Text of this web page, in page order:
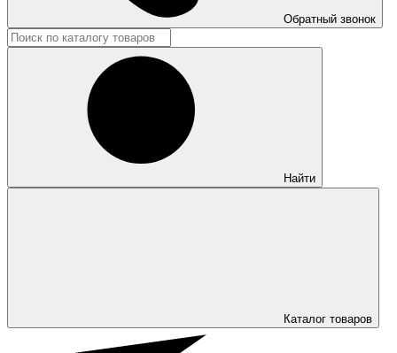
Обратный звонок
Найти
Каталог товаров